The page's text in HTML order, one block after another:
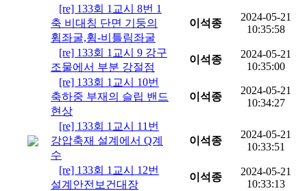
[re] 133회 1교시 8번 1
축 비대칭 단면 기둥의
휨좌굴,휨-비틀림좌굴
이석종
2024-05-21
10:35:58
[re] 133회 1교시 9 강구
조물에서 부분 강절점
이석종
2024-05-21
10:35:00
[re] 133회 1교시 10번
축하중 부재의 슬립 밴드
현상
이석종
2024-05-21
10:34:27
[re] 133회 1교시 11번
강압축재 설계에서 Q계
수
이석종
2024-05-21
10:33:51
[re] 133회 1교시 12번
설계안전보건대장
이석종
2024-05-21
10:33:13